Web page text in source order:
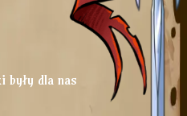
były dla nas